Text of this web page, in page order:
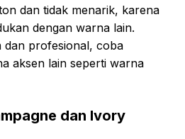
dan tidak menarik, karena
dengan warna lain.
dan profesional, coba
aksen lain seperti warna
dan Ivory